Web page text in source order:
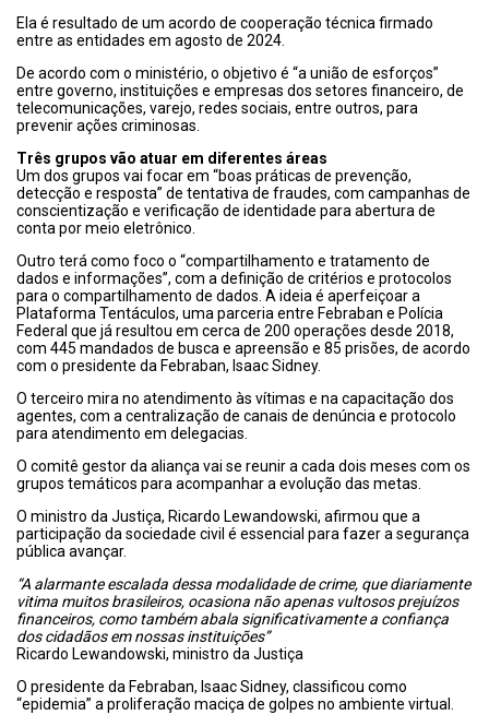
Ela é resultado de um acordo de cooperação técnica firmado
entre as entidades em agosto de 2024.
De acordo com o ministério, o objetivo é “a união de esforços”
entre governo, instituições e empresas dos setores financeiro, de
telecomunicações, varejo, redes sociais, entre outros, para
prevenir ações criminosas.
Três grupos vão atuar em diferentes áreas
Um dos grupos vai focar em “boas práticas de prevenção,
detecção e resposta” de tentativa de fraudes, com campanhas de
conscientização e verificação de identidade para abertura de
conta por meio eletrônico.
Outro terá como foco o “compartilhamento e tratamento de
dados e informações”, com a definição de critérios e protocolos
para o compartilhamento de dados. A ideia é aperfeiçoar a
Plataforma Tentáculos, uma parceria entre Febraban e Polícia
Federal que já resultou em cerca de 200 operações desde 2018,
com 445 mandados de busca e apreensão e 85 prisões, de acordo
com o presidente da Febraban, Isaac Sidney.
O terceiro mira no atendimento às vítimas e na capacitação dos
agentes, com a centralização de canais de denúncia e protocolo
para atendimento em delegacias.
O comitê gestor da aliança vai se reunir a cada dois meses com os
grupos temáticos para acompanhar a evolução das metas.
O ministro da Justiça, Ricardo Lewandowski, afirmou que a
participação da sociedade civil é essencial para fazer a segurança
pública avançar.
“A alarmante escalada dessa modalidade de crime, que diariamente
vitima muitos brasileiros, ocasiona não apenas vultosos prejuízos
financeiros, como também abala significativamente a confiança
dos cidadãos em nossas instituições”
Ricardo Lewandowski, ministro da Justiça
O presidente da Febraban, Isaac Sidney, classificou como
“epidemia” a proliferação maciça de golpes no ambiente virtual.